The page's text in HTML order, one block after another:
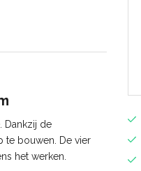
Dankzij de
te bouwen. De vier
het werken.